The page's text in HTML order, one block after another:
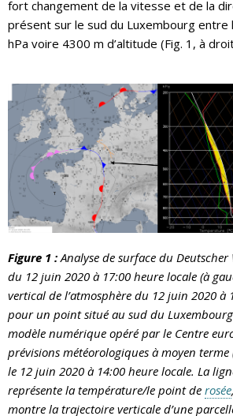
fort changement de la vitesse et de la
présent sur le sud du Luxembourg entre
hPa voire 4300 m d’altitude (Fig. 1, à
Figure 1 :Analyse de surface du Deutscher
du 12 juin 2020 à 17:00 heure locale (à
vertical de l’atmosphère du 12 juin 2020 à
pour un point situé au sud du
modèle numérique opéré par le Centre
prévisions météorologiques à moyen terme
le 12 juin 2020 à 14:00 heure locale. La
représente la température/le point de rosée
montre la trajectoire verticale d’une